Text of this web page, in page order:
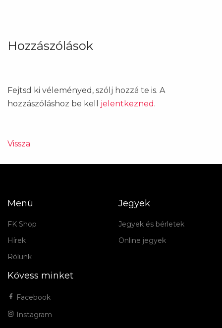
Hozzászólások
Fejtsd ki véleményed, szólj hozzá te is. A
hozzászóláshoz be kell jelentkezned .
Vissza
Menü
FK Shop
Hírek
Rólunk
Jegyek
Jegyek és bérletek
Online jegyek
Kövess minket
Facebook
Instagram